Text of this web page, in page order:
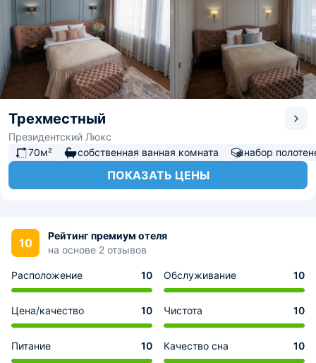
Трехместный
Президентский Люкс
70м²
собственная ванная комната набор
ПОКАЗАТЬ ЦЕНЫ
10
Рейтинг премиум отеля
на основе 2 отзывов
Расположение 10 Обслуживание 10
Цена/качество 10 Чистота 10
Питание 10 Качество сна 10